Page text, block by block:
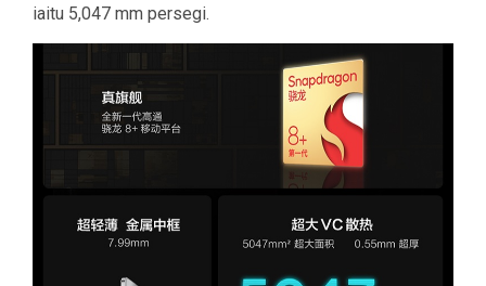
iaitu 5,047 mm persegi.